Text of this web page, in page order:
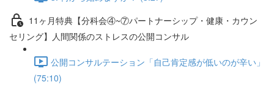
11ヶ月特典【分科会④~⑦パートナーシップ・健康・カウン
セリング】人間関係のストレスの公開コンサル
公開コンサルテーション「自己肯定感が低いのが辛い」
(75:10)